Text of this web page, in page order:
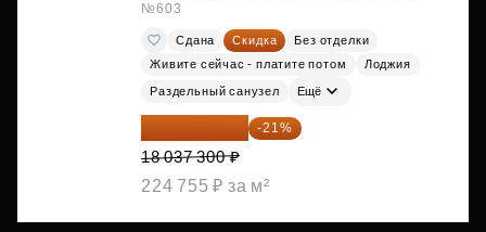
№603
Сдана Скидка
Без отделки
Живите сейчас - платите потом
Лоджия
Раздельный санузел Ещё
14 249 467 ₽ -21%
18 037 300 ₽
224 755 ₽ за м²